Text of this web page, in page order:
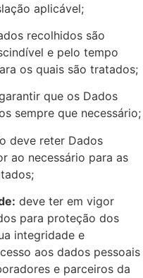
aplicável;
recolhidos são
e pelo tempo
os quais são tratados;
que os Dados
sempre que necessário;
deve reter Dados
ao necessário para as
deve ter em vigor
para proteção dos
integridade e
aos dados pessoais
e parceiros da